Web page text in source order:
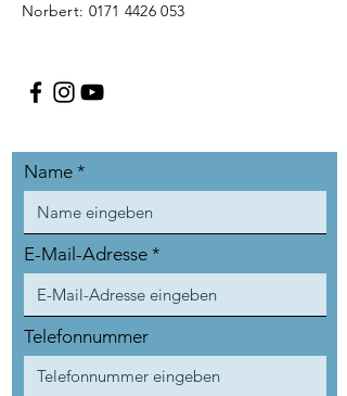
Norbert: 0171 4426 053
Name
E-Mail-Adresse
Telefonnummer